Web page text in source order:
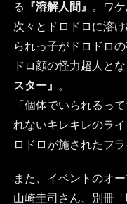
る
『溶解人間』
。ワ
次々とドロドロに溶
られっ子がドロドロ
ドロ顔の怪力超人と
スター』
。
「個体でいられるっ
れないキレキレのラ
ロドロが施されたフ
また、イベントのオ
山崎圭司さん、別冊